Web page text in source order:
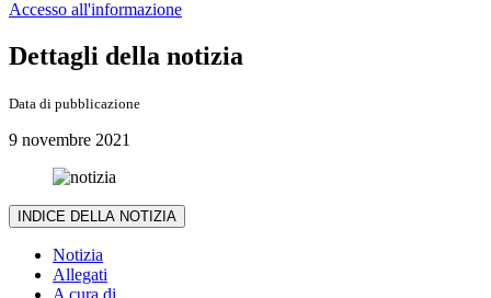
Accesso all'informazione
Dettagli della notizia
Data di pubblicazione
9 novembre 2021
INDICE DELLA NOTIZIA
Notizia
Allegati
A cura di